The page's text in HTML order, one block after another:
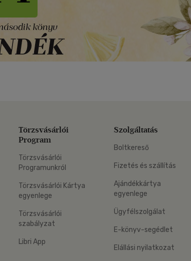
Törzsvásárlói
Program
Törzsvásárlói
Programunkról
Törzsvásárlói Kártya
egyenlege
Törzsvásárlói
szabályzat
Libri App
Szolgáltatás
Boltkereső
Fizetés és szállítás
Ajándékkártya
egyenlege
Ügyfélszolgálat
E-könyv-segédlet
Elállási nyilatkozat